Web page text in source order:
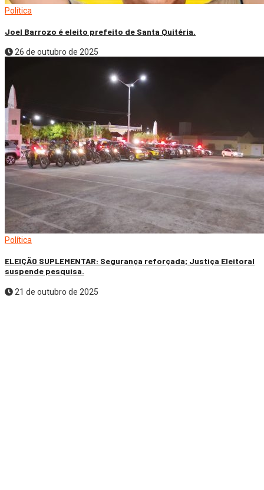
Política
Joel Barrozo é eleito prefeito de Santa Quitéria.
26 de outubro de 2025
Política
ELEIÇÃO SUPLEMENTAR: Segurança reforçada; Justiça Eleitoral
suspende pesquisa.
21 de outubro de 2025